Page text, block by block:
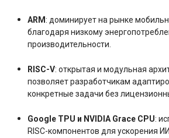
ARM: доминирует на рынке
благодаря низкому
производительности.
RISC-V: открытая и модульная
позволяет разработчикам
конкретные задачи без
Google TPU и NVIDIA Grace CPU:
RISC-компонентов для ускорения